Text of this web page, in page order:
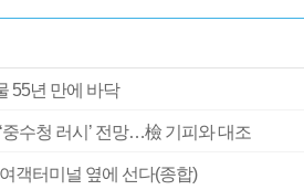
55년 만에 바닥
중수청 러시’ 전망…檢 기피와 대조
객터미널 옆에 선다(종합)